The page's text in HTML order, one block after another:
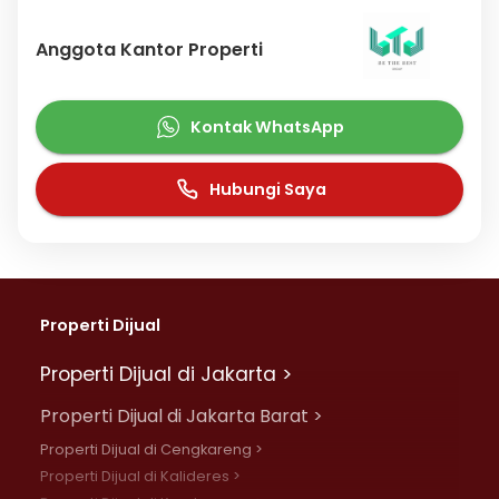
Anggota Kantor Properti
Kontak WhatsApp
Hubungi Saya
Properti Dijual
Properti Dijual di Jakarta >
Properti Dijual di Jakarta Barat >
Properti Dijual di Cengkareng >
Properti Dijual di Kalideres >